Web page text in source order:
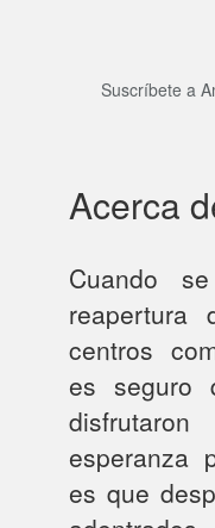
Suscríbete a
Acerca
Cuando
centros
es seguro
esperanza
es que